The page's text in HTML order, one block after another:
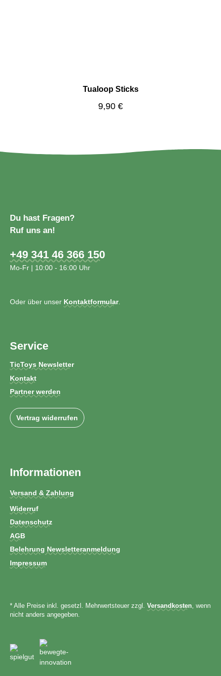
Tualoop Sticks
Regulärer Preis:
9,90 €
Du hast Fragen?
Ruf uns an!
+49 341 46 366 150
Mo-Fr | 10:00 - 16:00 Uhr
Oder über unser Kontaktformular.
Service
TicToys Newsletter
Kontakt
Partner werden
Vertrag widerrufen
Informationen
Versand & Zahlung
Widerruf
Datenschutz
AGB
Belehrung Newsletteranmeldung
Impressum
* Alle Preise inkl. gesetzl. Mehrwertsteuer zzgl. Versandkosten , wenn
nicht anders angegeben.